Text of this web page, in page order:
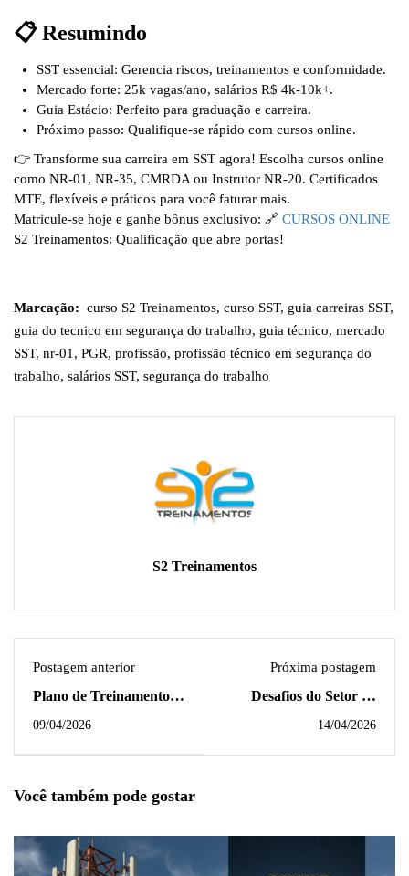
📋 Resumindo
SST essencial: Gerencia riscos, treinamentos e conformidade.
Mercado forte: 25k vagas/ano, salários R$ 4k-10k+.
Guia Estácio: Perfeito para graduação e carreira.
Próximo passo: Qualifique-se rápido com cursos online.
👉 Transforme sua carreira em SST agora! Escolha cursos online
como NR-01, NR-35, CMRDA ou Instrutor NR-20. Certificados
MTE, flexíveis e práticos para você faturar mais.
Matricule-se hoje e ganhe bônus exclusivo: 🔗 CURSOS ONLINE
S2 Treinamentos: Qualificação que abre portas!
Marcação: curso S2 Treinamentos, curso SST, guia carreiras SST,
guia do tecnico em segurança do trabalho, guia técnico, mercado
SST, nr-01 , PGR, profissão, profissão técnico em segurança do
trabalho, salários SST, segurança do trabalho
S2 Treinamentos
Postagem anterior
Plano de Treinamento
Equipes de SST
09/04/2026
Próxima postagem
Desafios do Setor de
Rede de Distribuição
14/04/2026
Você também pode gostar